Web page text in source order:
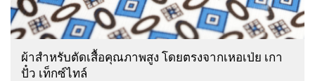
ผ้าสำหรับตัดเสื้อคุณภาพสูง โดยตรงจากเหอเป่ย เกา
ปั๋ว เท็กซ์ไทล์